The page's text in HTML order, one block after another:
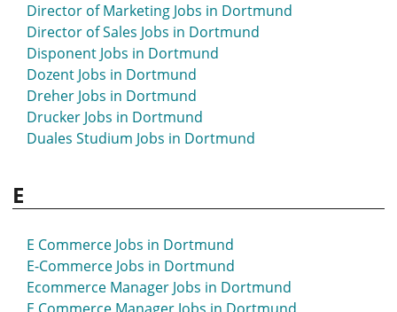
Director of Marketing Jobs in Dortmund
Director of Sales Jobs in Dortmund
Disponent Jobs in Dortmund
Dozent Jobs in Dortmund
Dreher Jobs in Dortmund
Drucker Jobs in Dortmund
Duales Studium Jobs in Dortmund
E
E Commerce Jobs in Dortmund
E-Commerce Jobs in Dortmund
Ecommerce Manager Jobs in Dortmund